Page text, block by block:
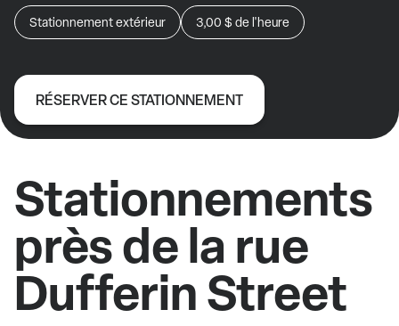
Stationnement extérieur 3,00 $ de l'heure
RÉSERVER CE STATIONNEMENT
Stationnements
près de la rue
Dufferin Street